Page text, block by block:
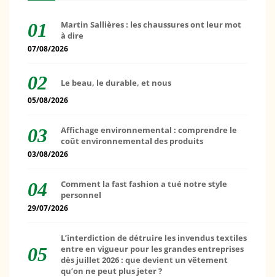
Martin Sallières : les chaussures ont leur mot
à dire
07/08/2026
Le beau, le durable, et nous
05/08/2026
Affichage environnemental : comprendre le
coût environnemental des produits
03/08/2026
Comment la fast fashion a tué notre style
personnel
29/07/2026
L’interdiction de détruire les invendus textiles
entre en vigueur pour les grandes entreprises
dès juillet 2026 : que devient un vêtement
qu’on ne peut plus jeter ?